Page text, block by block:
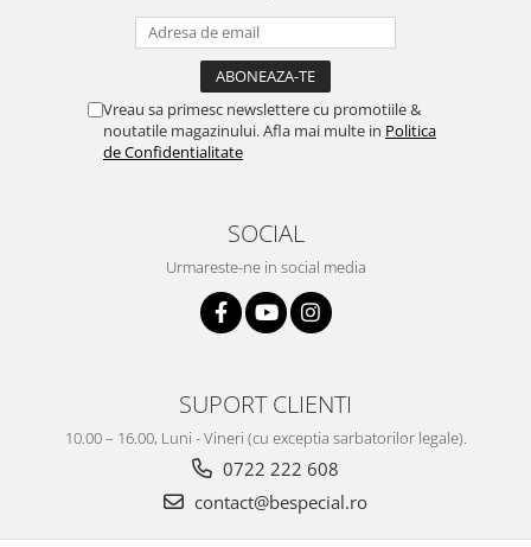
Vreau sa primesc newslettere cu promotiile &
noutatile magazinului. Afla mai multe in Politica
de Confidentialitate
SOCIAL
Urmareste-ne in social media
SUPORT CLIENTI
10.00 – 16.00, Luni - Vineri (cu exceptia sarbatorilor legale).
0722 222 608
contact@bespecial.ro